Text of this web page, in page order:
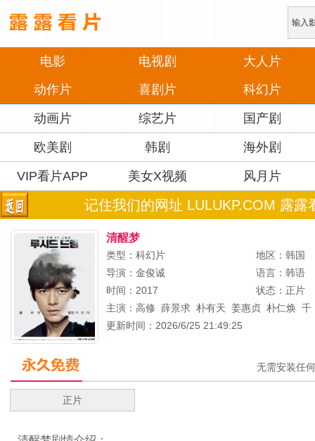
电影 电视剧
大人片
动作片
喜剧片 科幻片
动画片 综艺片 国产剧
欧美剧 韩剧 海外剧
VIP看片APP 美女X视频 风月片
记住我们的网址 LULUKP.COM 露露
清醒梦
类型：科幻片
地区：韩国
导演： 金俊诚
语言：韩语
时间：2017
状态：正片
主演： 高修 薛景求 朴有天 姜惠贞 朴仁焕 千
更新时间：2026/6/25 21:49:25
无需安装任
正片